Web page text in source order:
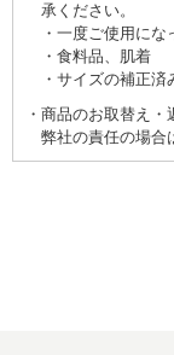
承ください。
一度ご使用にな
食料品、肌着
サイズの補正済
商品のお取替え・
弊社の責任の場合